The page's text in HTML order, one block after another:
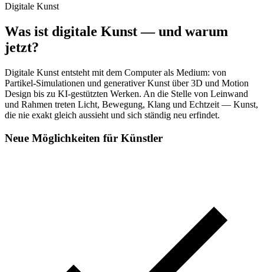
Digitale Kunst
Was ist digitale Kunst — und warum
jetzt?
Digitale Kunst entsteht mit dem Computer als Medium: von
Partikel-Simulationen und generativer Kunst über 3D und Motion
Design bis zu KI-gestützten Werken. An die Stelle von Leinwand
und Rahmen treten Licht, Bewegung, Klang und Echtzeit — Kunst,
die nie exakt gleich aussieht und sich ständig neu erfindet.
Neue Möglichkeiten für Künstler